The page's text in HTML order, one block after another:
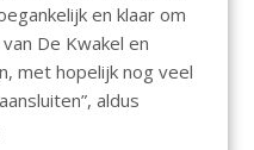
en klaar om
De Kwakel en
met hopelijk nog veel
aldus